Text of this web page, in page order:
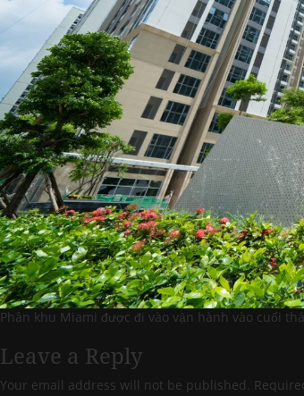
Phân khu Miami được đi vào vận hành vào cuối
Leave a Reply
Your email address will not be published.